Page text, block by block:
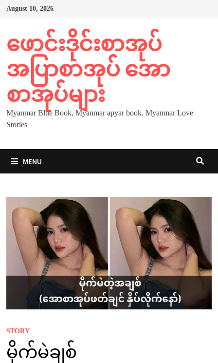
Skip
August 10, 2026
ဖောင်းဒိုင်းစာအုပ်
အပြာစာအုပ် အော
စာအုပ်များ
Myanmar Blue Book, Myanmar apyar book, Myanmar Love
Stories
MENU
STORY
မိုက်မဲချစ်